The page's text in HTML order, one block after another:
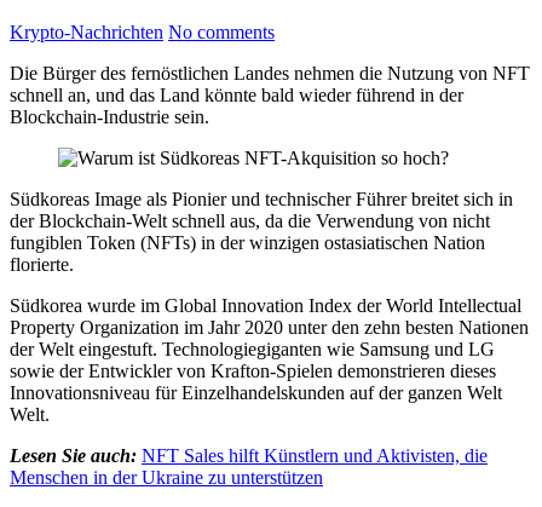
Krypto-Nachrichten No comments
Die Bürger des fernöstlichen Landes nehmen die Nutzung von NFT
schnell an, und das Land könnte bald wieder führend in der
Blockchain-Industrie sein.
Südkoreas Image als Pionier und technischer Führer breitet sich in
der Blockchain-Welt schnell aus, da die Verwendung von nicht
fungiblen Token (NFTs) in der winzigen ostasiatischen Nation
florierte.
Südkorea wurde im Global Innovation Index der World Intellectual
Property Organization im Jahr 2020 unter den zehn besten Nationen
der Welt eingestuft. Technologiegiganten wie Samsung und LG
sowie der Entwickler von Krafton-Spielen demonstrieren dieses
Innovationsniveau für Einzelhandelskunden auf der ganzen Welt
Welt.
Lesen Sie auch: NFT Sales hilft Künstlern und Aktivisten, die
Menschen in der Ukraine zu unterstützen